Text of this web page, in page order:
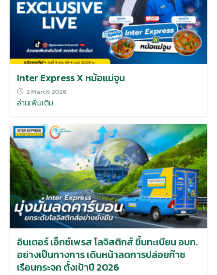
Inter Express X หม้อแม่จูน
2 March 2026
อ่านเพิ่มเติม
อินเตอร์ เอ็กซ์เพรส โลจิสติกส์ ขึ้นทะเบียน อบก.
อย่างเป็นทางการ เดินหน้าลดการปล่อยก๊าซ
เรือนกระจก ตั้งเป้าปี 2026